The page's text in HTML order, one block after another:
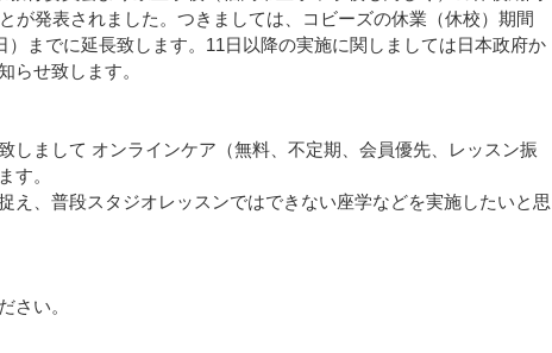
が発表されました。つきましては、コビーズの休業（休校）期間
）までに延長致します。11日以降の実施に関しましては日本政府か
らせ致します。
しまして オンラインケア（無料、不定期、会員優先、レッスン振
す。
え、普段スタジオレッスンではできない座学などを実施したいと思
さい。